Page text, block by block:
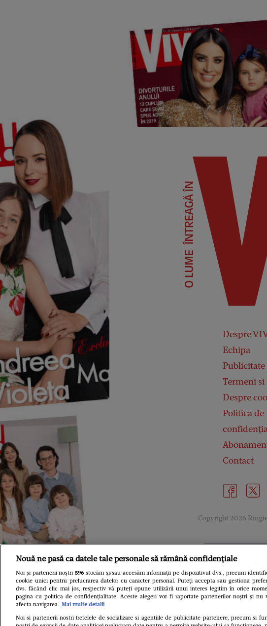
Despre
Echipa
Publicitate
Termeni
Despre
Politica de
Contact
Copyright 2026
Nouă ne pasă ca datele tale personale să rămână confidențiale
Noi și partenerii noștri596stocăm și/sau accesăm informații pe dispozitivul dvs., precum
cookie unici pentru prelucrarea datelor cu caracter personal. Puteți accepta sau gestiona
dvs. făcând clic mai jos, respectiv vă puteți opune utilizării unui interes legitim în orice
pagina cu politica de confidențialitate. Aceste alegeri vor fi raportate partenerilor noștri și nu
afecta navigarea. Mai multe detalii
Noi si partenerii nostri (retelele de socializare si agentiile de publicitate partenere, precum si